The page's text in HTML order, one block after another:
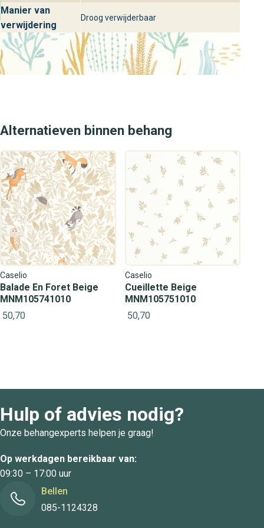
perfecte afwerking voor jouw interieur.
Manier van
verwijdering
Droog verwijderbaar
Alternatieven binnen behang
Caselio
Balade En Foret Beige
MNM105741010
50,70
Caselio
Cueillette Beige
MNM105751010
50,70
Hulp of advies nodig?
Onze behangexperts helpen je graag!
Op werkdagen bereikbaar van:
09:30 – 17:00 uur
Bellen
085-1124328